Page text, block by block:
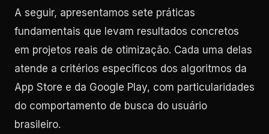
A seguir, apresentamos sete práticas
fundamentais que levam resultados concretos
em projetos reais de otimização. Cada uma delas
atende a critérios específicos dos algoritmos da
App Store e da Google Play, com particularidades
do comportamento de busca do usuário
brasileiro.